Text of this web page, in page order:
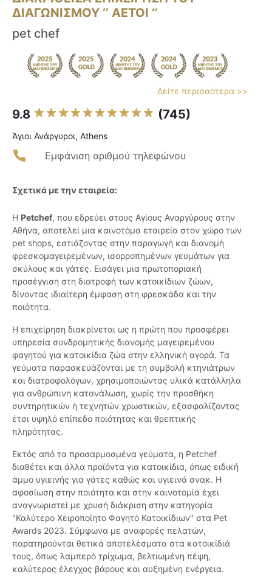
ΔΙΑΓΩΝΙΣΜΟΥ ‘’ ΑΕΤΟΙ ‘’
pet chef
Δείτε περισσότερα >>
9.8 (745)
Άγιοι Ανάργυροι, Athens
Εμφάνιση αριθμού τηλεφώνου
Σχετικά με την εταιρεία:
Η Petchef, που εδρεύει στους Αγίους Αναργύρους στην
Αθήνα, αποτελεί μια καινοτόμα εταιρεία στον χώρο των
pet shops, εστιάζοντας στην παραγωγή και διανομή
φρεσκομαγειρεμένων, ισορροπημένων γευμάτων για
σκύλους και γάτες. Εισάγει μια πρωτοποριακή
προσέγγιση στη διατροφή των κατοικίδιων ζώων,
δίνοντας ιδιαίτερη έμφαση στη φρεσκάδα και την
ποιότητα.
Η επιχείρηση διακρίνεται ως η πρώτη που προσφέρει
υπηρεσία συνδρομητικής διανομής μαγειρεμένου
φαγητού για κατοικίδια ζώα στην ελληνική αγορά. Τα
γεύματα παρασκευάζονται με τη συμβολή κτηνιάτρων
και διατροφολόγων, χρησιμοποιώντας υλικά κατάλληλα
για ανθρώπινη κατανάλωση, χωρίς την προσθήκη
συντηρητικών ή τεχνητών χρωστικών, εξασφαλίζοντας
έτσι υψηλό επίπεδο ποιότητας και θρεπτικής
πληρότητας.
Εκτός από τα προσαρμοσμένα γεύματα, η Petchef
διαθέτει και άλλα προϊόντα για κατοικίδια, όπως ειδική
άμμο υγιεινής για γάτες καθώς και υγιεινά σνακ. Η
αφοσίωση στην ποιότητα και στην καινοτομία έχει
αναγνωριστεί με χρυσή διάκριση στην κατηγορία
"Καλύτερο Χειροποίητο Φαγητό Κατοικίδιων" στα Pet
Awards 2023. Σύμφωνα με αναφορές πελατών,
παρατηρούνται θετικά αποτελέσματα στα κατοικίδιά
τους, όπως λαμπερό τρίχωμα, βελτιωμένη πέψη,
καλύτερος έλεγχος βάρους και αυξημένη ενέργεια.